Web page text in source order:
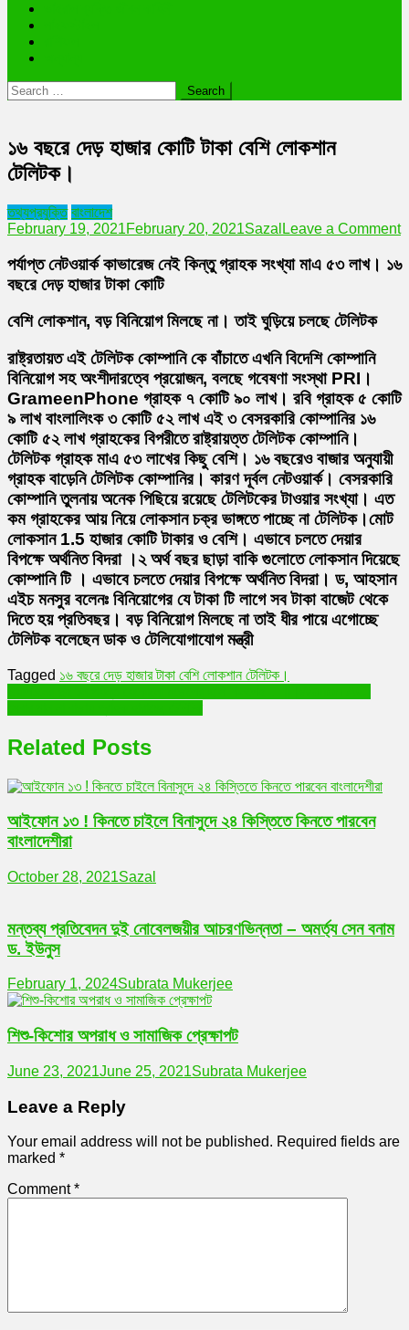
Search
for:
১৬ বছরে দেড় হাজার কোটি টাকা বেশি লোকশান
টেলিটক।
তথ্যপ্রযুক্তি বাংলাদেশ
February 19, 2021February 20, 2021Sazal Leave a Comment
পর্যাপ্ত নেটওয়ার্ক কাভারেজ নেই কিন্তু গ্রাহক সংখ্যা মাএ ৫৩ লাখ। ১৬
বছরে দেড় হাজার টাকা কোটি
বেশি লোকশান, বড় বিনিয়োগ মিলছে না। তাই ঘুড়িয়ে চলছে টেলিটক
রাষ্ট্রতায়ত এই টেলিটক কোম্পানি কে বাঁচাতে এখনি বিদেশি কোম্পানি
বিনিয়োগ সহ অংশীদারত্বে প্রয়োজন, বলছে গবেষণা সংস্থা PRI।
GrameenPhone গ্রাহক ৭ কোটি ৯০ লাখ। রবি গ্রাহক ৫ কোটি
৯ লাখ বাংলালিংক ৩ কোটি ৫২ লাখ এই ৩ বেসরকারি কোম্পানির ১৬
কোটি ৫২ লাখ গ্রাহকের বিপরীতে রাষ্ট্রায়ত্ত টেলিটক কোম্পানি।
টেলিটক গ্রাহক মাএ ৫৩ লাখের কিছু বেশি। ১৬ বছরেও বাজার অনুযায়ী
গ্রাহক বাড়েনি টেলিটক কোম্পানির। কারণ দূর্বল নেটওয়ার্ক। বেসরকারি
কোম্পানি তুলনায় অনেক পিছিয়ে রয়েছে টেলিটকের টাওয়ার সংখ্যা। এত
কম গ্রাহকের আয় নিয়ে লোকসান চক্র ভাঙ্গতে পাচ্ছে না টেলিটক।মোট
লোকসান 1.5 হাজার কোটি টাকার ও বেশি। এভাবে চলতে দেয়ার
বিপক্ষে অর্থনিত বিদরা ।২ অর্থ বছর ছাড়া বাকি গুলোতে লোকসান দিয়েছে
কোম্পানি টি । এভাবে চলতে দেয়ার বিপক্ষে অর্থনিত বিদরা। ড, আহসান
এইচ মনসুর বলেনঃ বিনিয়োগের যে টাকা টি লাগে সব টাকা বাজেট থেকে
দিতে হয় প্রতিবছর। বড় বিনিয়োগ মিলছে না তাই ধীর পায়ে এগোচ্ছে
টেলিটক বলেছেন ডাক ও টেলিযোগাযোগ মন্ত্রী
Tagged ১৬ বছরে দেড় হাজার টাকা বেশি লোকশান টেলিটক।
Post
navigation
Related Posts
আইফোন ১৩ ! কিনতে চাইলে বিনাসুদে ২৪ কিস্তিতে কিনতে পারবেন
বাংলাদেশীরা
October 28, 2021Sazal
মন্তব্য প্রতিবেদন দুই নোবেলজয়ীর আচরণভিন্নতা – অমর্ত্য সেন বনাম
ড. ইউনুস
February 1, 2024Subrata Mukerjee
শিশু-কিশোর অপরাধ ও সামাজিক প্রেক্ষাপট
June 23, 2021June 25, 2021Subrata Mukerjee
Leave a Reply
Your email address will not be published. Required fields are
marked *
Comment*